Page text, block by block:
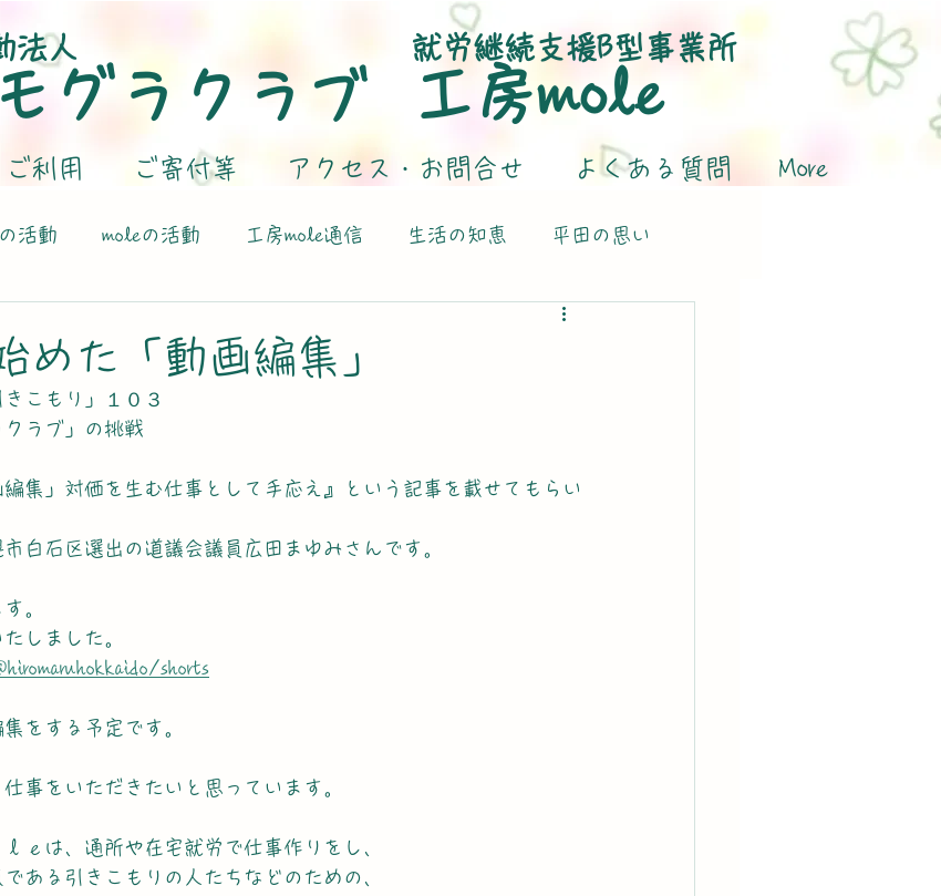
法人
グラクラブ
ご利用 ご寄付等 アクセス・お問合せ よくある質問 More
就労継続支援B型事業所
​工房mole
活動 moleの活動 工房mole通信 生活の知恵 平田の思い
めた「動画編集」
こもり」１０３
ラブ」の挑戦
編集」対価を生む仕事として手応え』という記事を載せてもらい
白石区選出の道議会議員広田まゆみさんです。
。
しました。
shorts
をする予定です。
事をいただきたいと思っています。
ｅは、通所や在宅就労で仕事作りをし、
ある引きこもりの人たちなどのための、